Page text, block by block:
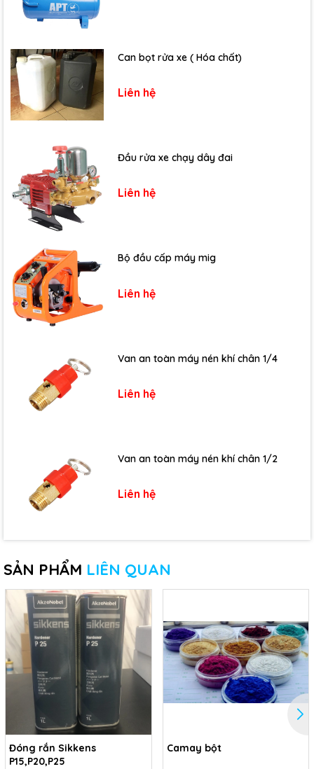
Can bọt rửa xe ( Hóa chất)
Liên hệ
Đầu rửa xe chạy dây đai
Liên hệ
Bộ đầu cấp máy mig
Liên hệ
Van an toàn máy nén khí chân 1/4
Liên hệ
Van an toàn máy nén khí chân 1/2
Liên hệ
SẢN PHẨM LIÊN QUAN
Đóng rắn Sikkens
P15,P20,P25
Camay bột